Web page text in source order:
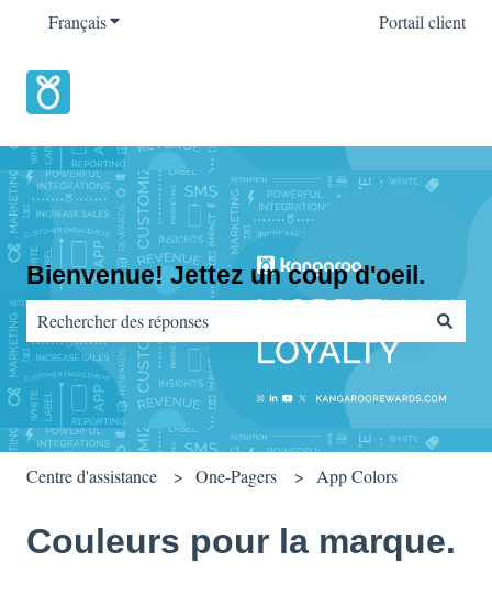
FrançaisAfficher le sous-menu pour les traductionsPortail client
Bienvenue! Jettez un coup d'oeil.
Il n'y a aucune suggestion car le champ de recherche est vide.
Centre d'assistance One-Pagers App Colors
Couleurs pour la marque.